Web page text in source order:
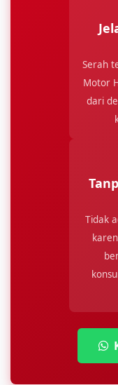
Serah
Motor
dari
Tidak